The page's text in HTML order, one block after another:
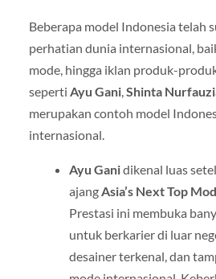
Beberapa model Indonesia telah
perhatian dunia internasional,
mode, hingga iklan produk-
seperti Ayu Gani, Shinta
merupakan contoh model
internasional.
Ayu Ganidikenal luas
ajangAsia’s Next Top
Prestasi ini membuka
untuk berkarier di luar
desainer terkenal, dan